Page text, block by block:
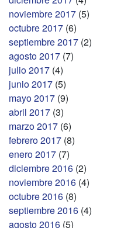
noviembre 2017 (5)
octubre 2017 (6)
septiembre 2017 (2)
agosto 2017 (7)
julio 2017 (4)
junio 2017 (5)
mayo 2017 (9)
abril 2017 (3)
marzo 2017 (6)
febrero 2017 (8)
enero 2017 (7)
diciembre 2016 (2)
noviembre 2016 (4)
octubre 2016 (8)
septiembre 2016 (4)
agosto 2016 (5)